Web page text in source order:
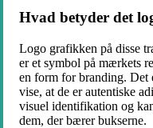
Hvad betyder det
Logo grafikken på disse
er et symbol på mærkets
en form for branding. Det
vise, at de er autentiske
visuel identifikation og
dem, der bærer bukserne.